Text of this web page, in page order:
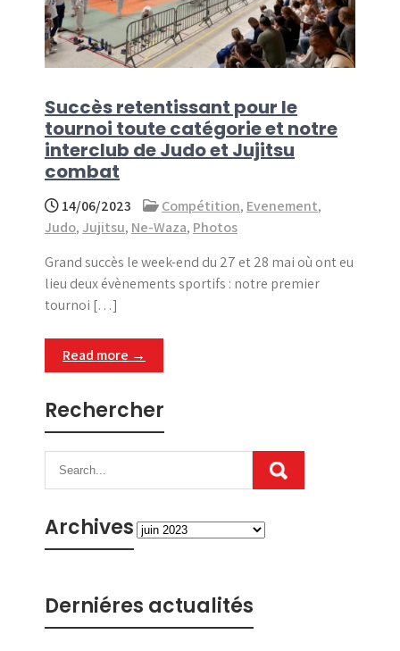
Succès retentissant pour le
tournoi toute catégorie et notre
interclub de Judo et Jujitsu
combat
14/06/2023 Compétition, Evenement,
Judo, Jujitsu, Ne-Waza, Photos
Grand succès le week-end du 27 et 28 mai où ont eu
lieu deux évènements sportifs : notre premier
tournoi […]
Read more →
Rechercher
ArchivesArchives
Derniéres actualités